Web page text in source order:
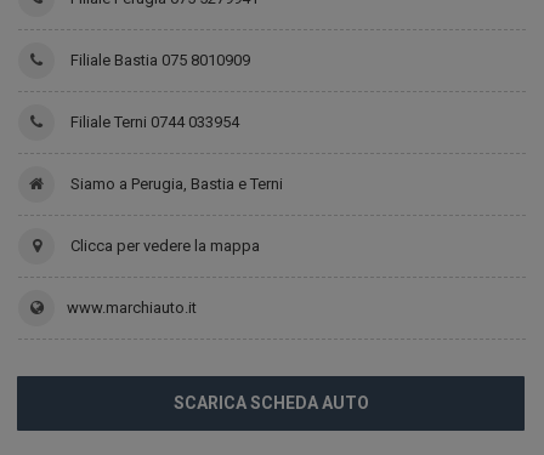
Filiale Bastia 075 8010909
Filiale Terni 0744 033954
Siamo a Perugia, Bastia e Terni
Clicca per vedere la mappa
www.marchiauto.it
SCARICA SCHEDA AUTO